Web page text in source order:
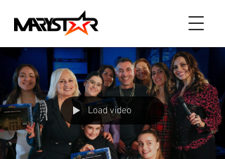
Load video